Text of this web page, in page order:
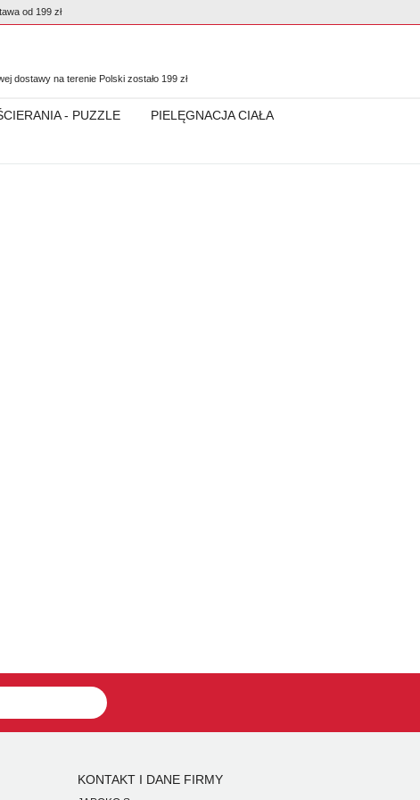
od 199 zł
dostawy na terenie Polski zostało 199 zł
- PUZZLE PIELĘGNACJA CIAŁA
KONTAKT I DANE FIRMY